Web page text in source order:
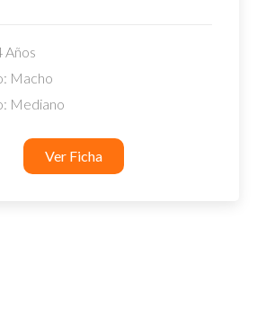
Años
Macho
Mediano
Ver Ficha